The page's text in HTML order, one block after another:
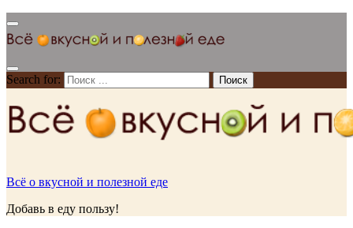
Search for:
Всё о вкусной и полезной еде
Добавь в еду пользу!